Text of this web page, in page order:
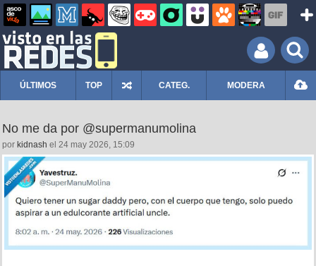
ÚLTIMOS TOP CATEG. MODERA
No me da por @supermanumolina
por kidnash el 24 may 2026, 15:09